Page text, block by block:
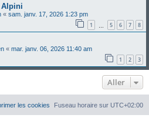
Alpini
« sam. janv. 17, 2026 1:23 pm
1 5 6 7 8
« mar. janv. 06, 2026 11:40 am
1 2 3
Aller
Fuseau horaire sur UTC+02:00
les cookies